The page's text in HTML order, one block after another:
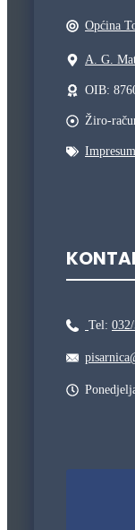
Općina
A. G.
OIB:
Žiro-
Impresum
Tel: